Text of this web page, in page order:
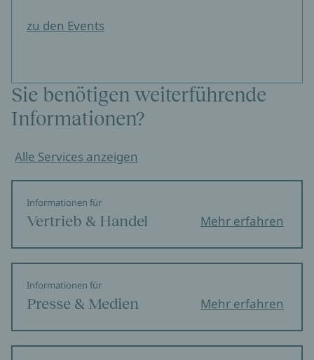
zu den Events
Sie benötigen weiterführende
Informationen?
Alle Services anzeigen
Informationen für
Vertrieb & Handel Mehr erfahren
Informationen für
Presse & Medien Mehr erfahren